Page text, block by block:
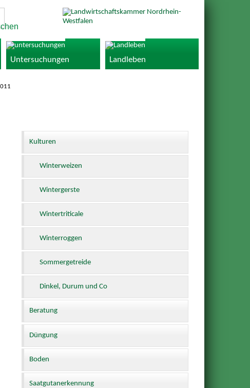
Untersuchungen Landleben
Kulturen
Winterweizen
Wintergerste
Wintertriticale
Winterroggen
Sommergetreide
Dinkel, Durum und Co
Beratung
Düngung
Boden
Saatgutanerkennung